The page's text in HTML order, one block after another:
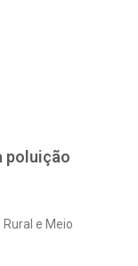
poluição
e Meio